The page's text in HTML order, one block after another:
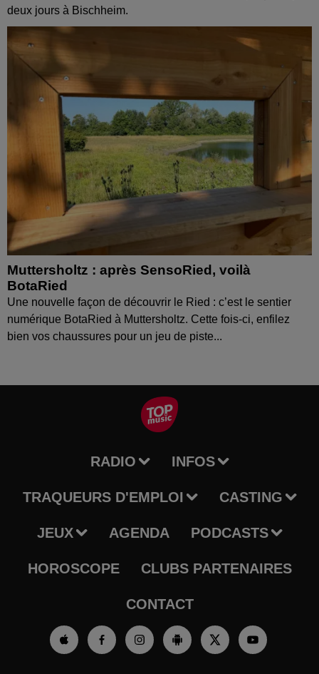
deux jours à Bischheim.
Muttersholtz : après SensoRied, voilà
BotaRied
Une nouvelle façon de découvrir le Ried : c’est le sentier
numérique BotaRied à Muttersholtz. Cette fois-ci, enfilez
bien vos chaussures pour un jeu de piste...
RADIO INFOS
TRAQUEURS D'EMPLOI CASTING
JEUX AGENDA PODCASTS
HOROSCOPE CLUBS PARTENAIRES
CONTACT